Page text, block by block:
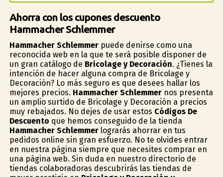
Ahorra con los cupones descuento
Hammacher Schlemmer
Hammacher Schlemmerpuede definirse como una
reconocida web en la que te será posible disponer de
un gran catálogo de Bricolage y Decoración. ¿Tienes la
intención de hacer alguna compra de Bricolage y
Decoración? Lo más seguro es que desees hallar los
mejores precios. Hammacher Schlemmernos presenta
un amplio surtido de Bricolage y Decoración a precios
muy rebajados. No dejes de usar estos Códigos De
Descuento que hemos conseguido de la tienda
Hammacher Schlemmerlograrás ahorrar en tus
pedidos online sin gran esfuerzo. No te olvides entrar
en nuestra página siempre que necesites comprar en
una página web. Sin duda en nuestro directorio de
tiendas colaboradoras descubrirás las tiendas de